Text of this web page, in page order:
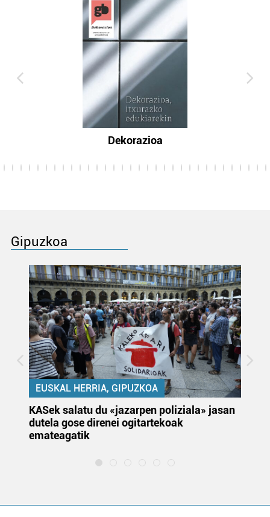
Dekorazioa
Gipuzkoa
EUSKAL HERRIA, GIPUZKOA
KASek salatu du «jazarpen poliziala» jasan
dutela gose direnei ogitartekoak
emateagatik